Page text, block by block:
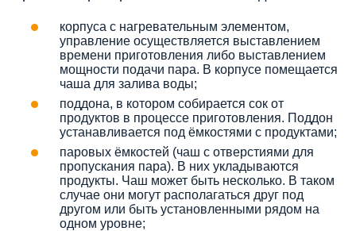
корпуса с нагревательным элементом,
управление осуществляется выставлением
времени приготовления либо выставлением
мощности подачи пара. В корпусе помещается
чаша для залива воды;
поддона, в котором собирается сок от
продуктов в процессе приготовления. Поддон
устанавливается под ёмкостями с продуктами;
паровых ёмкостей (чаш с отверстиями для
пропускания пара). В них укладываются
продукты. Чаш может быть несколько. В таком
случае они могут располагаться друг под
другом или быть установленными рядом на
одном уровне;